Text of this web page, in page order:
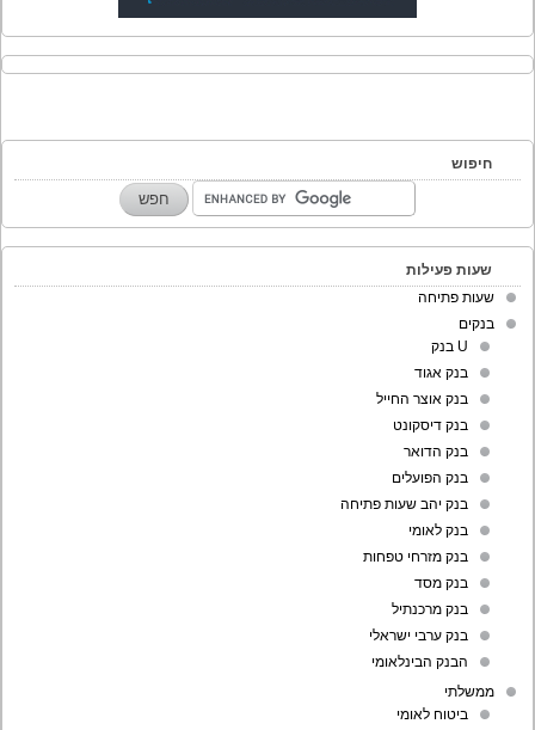
חיפוש
שעות פעילות
שעות פתיחה
בנקים
U בנק
בנק אגוד
בנק אוצר החייל
בנק דיסקונט
בנק הדואר
בנק הפועלים
בנק יהב שעות פתיחה
בנק לאומי
בנק מזרחי טפחות
בנק מסד
בנק מרכנתיל
בנק ערבי ישראלי
הבנק הבינלאומי
ממשלתי
ביטוח לאומי